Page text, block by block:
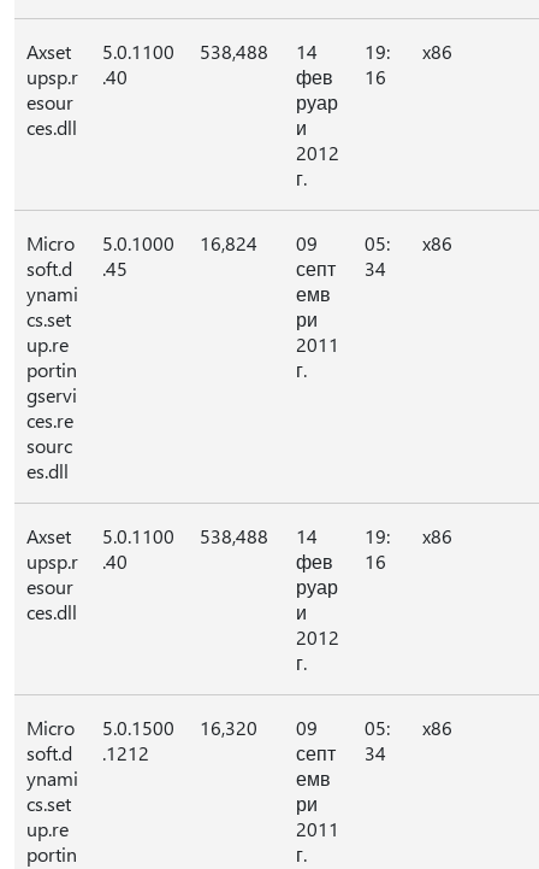
Axset
upsp.r
esour
ces.dll
5.0.1100
.40
538,488
14
фев
руар
и
2012
г.
19:
16
x86
Micro
soft.d
ynami
cs.set
up.re
portin
gservi
ces.re
sourc
es.dll
5.0.1000
.45
16,824
09
септ
емв
ри
2011
г.
05:
34
x86
Axset
upsp.r
esour
ces.dll
5.0.1100
.40
538,488
14
фев
руар
и
2012
г.
19:
16
x86
Micro
soft.d
ynami
cs.set
up.re
portin
5.0.1500
.1212
16,320
09
септ
емв
ри
2011
г.
05:
34
x86